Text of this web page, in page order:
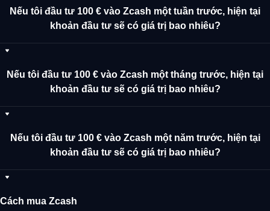
Nếu tôi đầu tư 100 € vào Zcash một tuần trước, hiện tại
khoản đầu tư sẽ có giá trị bao nhiêu?
Nếu tôi đầu tư 100 € vào Zcash một tháng trước, hiện tại
khoản đầu tư sẽ có giá trị bao nhiêu?
Nếu tôi đầu tư 100 € vào Zcash một năm trước, hiện tại
khoản đầu tư sẽ có giá trị bao nhiêu?
Cách mua Zcash